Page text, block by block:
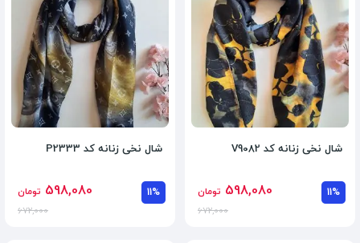
شال نخی زنانه کد V9082
11%
598,080 تومان
672,000
شال نخی زنانه کد P2333
11%
598,080 تومان
672,000